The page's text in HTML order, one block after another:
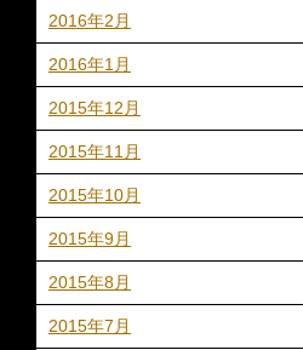
2016年2月
2016年1月
2015年12月
2015年11月
2015年10月
2015年9月
2015年8月
2015年7月